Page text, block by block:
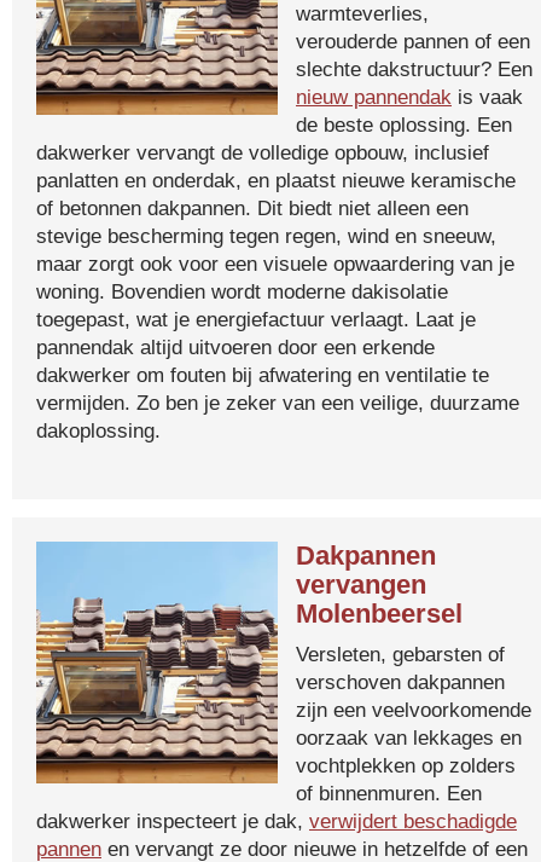
warmteverlies,
verouderde pannen of een
slechte dakstructuur? Een
nieuw pannendak is vaak
de beste oplossing. Een
dakwerker vervangt de volledige opbouw, inclusief
panlatten en onderdak, en plaatst nieuwe keramische
of betonnen dakpannen. Dit biedt niet alleen een
stevige bescherming tegen regen, wind en sneeuw,
maar zorgt ook voor een visuele opwaardering van je
woning. Bovendien wordt moderne dakisolatie
toegepast, wat je energiefactuur verlaagt. Laat je
pannendak altijd uitvoeren door een erkende
dakwerker om fouten bij afwatering en ventilatie te
vermijden. Zo ben je zeker van een veilige, duurzame
dakoplossing.
Dakpannen
vervangen
Molenbeersel
Versleten, gebarsten of
verschoven dakpannen
zijn een veelvoorkomende
oorzaak van lekkages en
vochtplekken op zolders
of binnenmuren. Een
dakwerker inspecteert je dak, verwijdert beschadigde
pannen en vervangt ze door nieuwe in hetzelfde of een